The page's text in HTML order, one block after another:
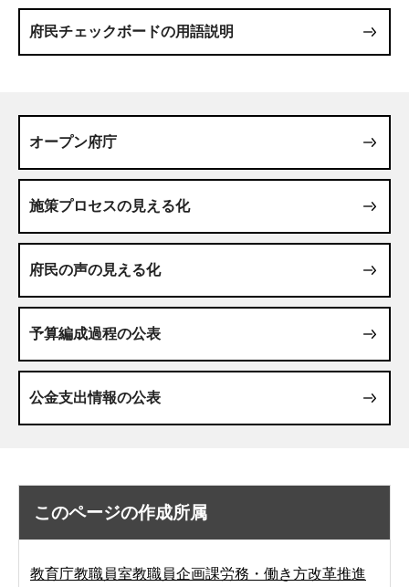
府民チェックボードの用語説明
オープン府庁
施策プロセスの見える化
府民の声の見える化
予算編成過程の公表
公金支出情報の公表
このページの作成所属
教育庁教職員室教職員企画課労務・働き方改革推進